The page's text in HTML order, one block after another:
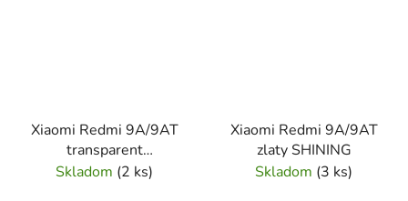
Xiaomi Redmi 9A/9AT
transparent
ULTRASLIM 0,5mm
Skladom (2 ks)
Xiaomi Redmi 9A/9AT
zlaty SHINING
Skladom (3 ks)